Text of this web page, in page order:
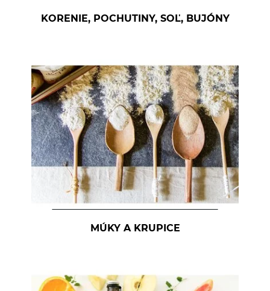
KORENIE, POCHUTINY, SOĽ, BUJÓNY
MÚKY A KRUPICE